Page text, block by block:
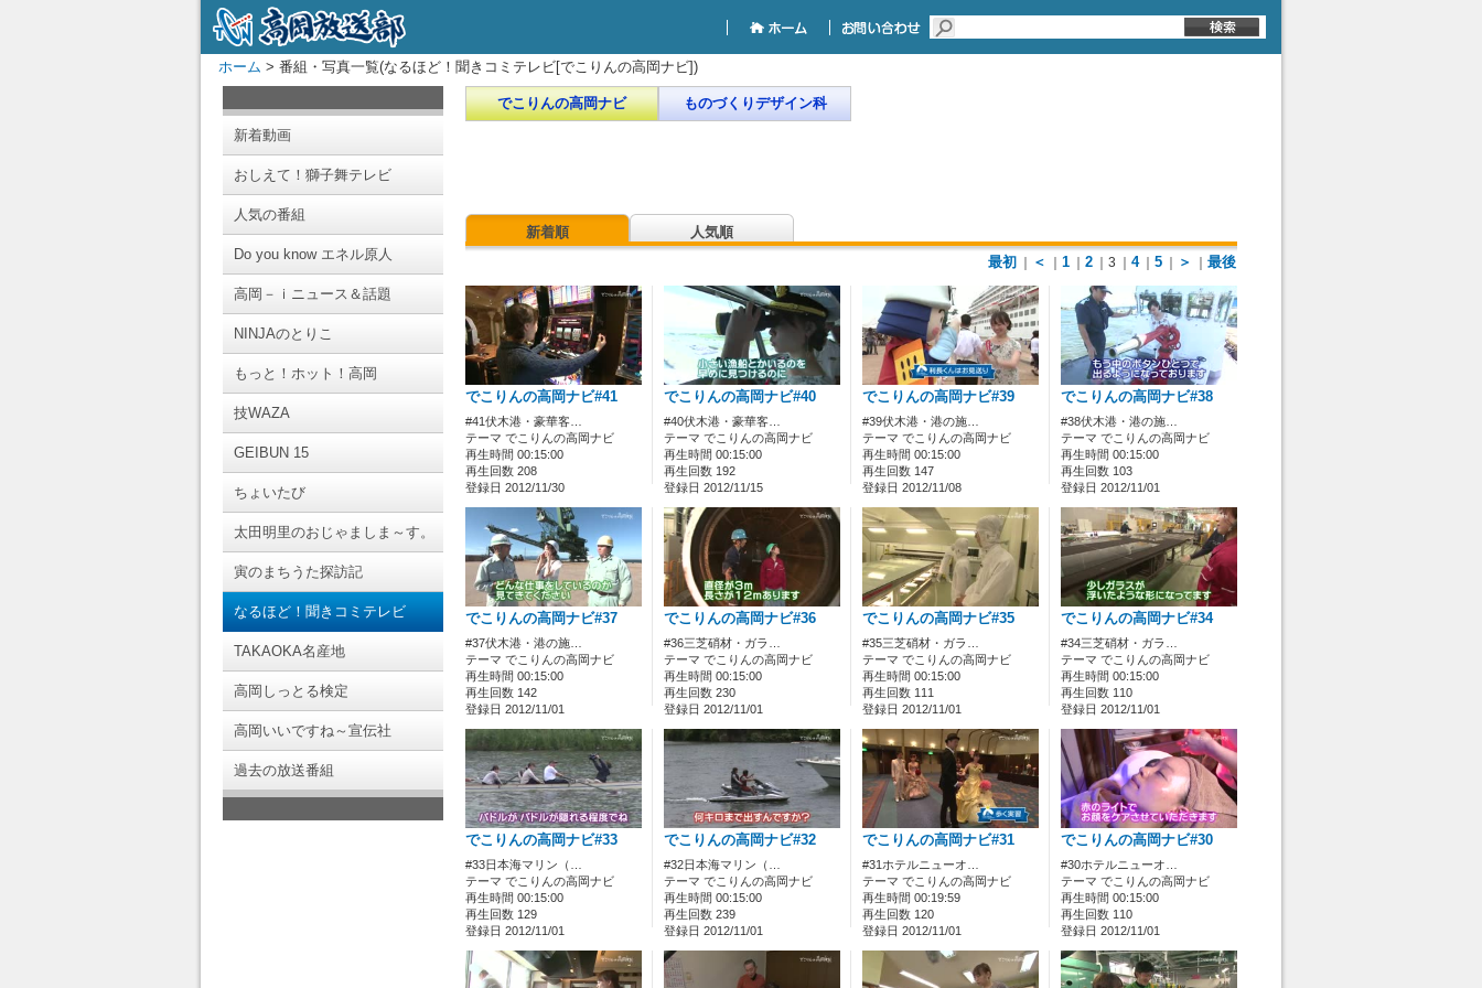
ホーム > 番組・写真一覧(なるほど！聞きコミテレビ[でこりんの高岡ナビ])
新着動画
おしえて！獅子舞テレビ
人気の番組
Do you know エネル原人
高岡－ｉニュース＆話題
NINJAのとりこ
もっと！ホット！高岡
技WAZA
GEIBUN 15
ちょいたび
太田明里のおじゃましま～す。
寅のまちうた探訪記
なるほど！聞きコミテレビ
TAKAOKA名産地
高岡しっとる検定
高岡いいですね～宣伝社
過去の放送番組
でこりんの高岡ナビ ものづくりデザイン科
新着順
人気順
最初
＜ 1 2 ｜3 4 5 ＞ 最後
でこりんの高岡ナビ#41
#41伏木港・豪華客…
テーマ でこりんの高岡ナビ
再生時間 00:15:00
再生回数 208
登録日 2012/11/30
でこりんの高岡ナビ#40
#40伏木港・豪華客…
テーマ でこりんの高岡ナビ
再生時間 00:15:00
再生回数 192
登録日 2012/11/15
でこりんの高岡ナビ#39
#39伏木港・港の施…
テーマ でこりんの高岡ナビ
再生時間 00:15:00
再生回数 147
登録日 2012/11/08
でこりんの高岡ナビ#38
#38伏木港・港の施…
テーマ でこりんの高岡ナビ
再生時間 00:15:00
再生回数 103
登録日 2012/11/01
でこりんの高岡ナビ#37
#37伏木港・港の施…
テーマ でこりんの高岡ナビ
再生時間 00:15:00
再生回数 142
登録日 2012/11/01
でこりんの高岡ナビ#36
#36三芝硝材・ガラ…
テーマ でこりんの高岡ナビ
再生時間 00:15:00
再生回数 230
登録日 2012/11/01
でこりんの高岡ナビ#35
#35三芝硝材・ガラ…
テーマ でこりんの高岡ナビ
再生時間 00:15:00
再生回数 111
登録日 2012/11/01
でこりんの高岡ナビ#34
#34三芝硝材・ガラ…
テーマ でこりんの高岡ナビ
再生時間 00:15:00
再生回数 110
登録日 2012/11/01
でこりんの高岡ナビ#33
#33日本海マリン（…
テーマ でこりんの高岡ナビ
再生時間 00:15:00
再生回数 129
登録日 2012/11/01
でこりんの高岡ナビ#32
#32日本海マリン（…
テーマ でこりんの高岡ナビ
再生時間 00:15:00
再生回数 239
登録日 2012/11/01
でこりんの高岡ナビ#31
#31ホテルニューオ…
テーマ でこりんの高岡ナビ
再生時間 00:19:59
再生回数 120
登録日 2012/11/01
でこりんの高岡ナビ#30
#30ホテルニューオ…
テーマ でこりんの高岡ナビ
再生時間 00:15:00
再生回数 110
登録日 2012/11/01